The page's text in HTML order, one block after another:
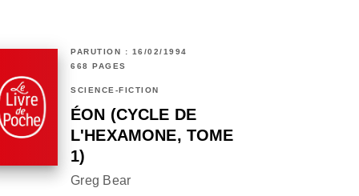
PARUTION : 16/02/1994
668 PAGES
SCIENCE-FICTION
ÉON (CYCLE DE
L'HEXAMONE, TOME
1)
Greg Bear